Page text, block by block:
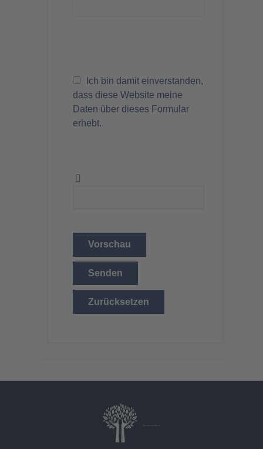
Ich bin damit einverstanden,
dass diese Website meine
Daten über dieses Formular
erhebt.
Vorschau
Senden
Zurücksetzen
Dr. Christina Baum